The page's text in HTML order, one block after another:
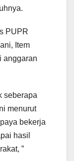
PUPR
Item
anggaran
seberapa
menurut
bekerja
hasil
”